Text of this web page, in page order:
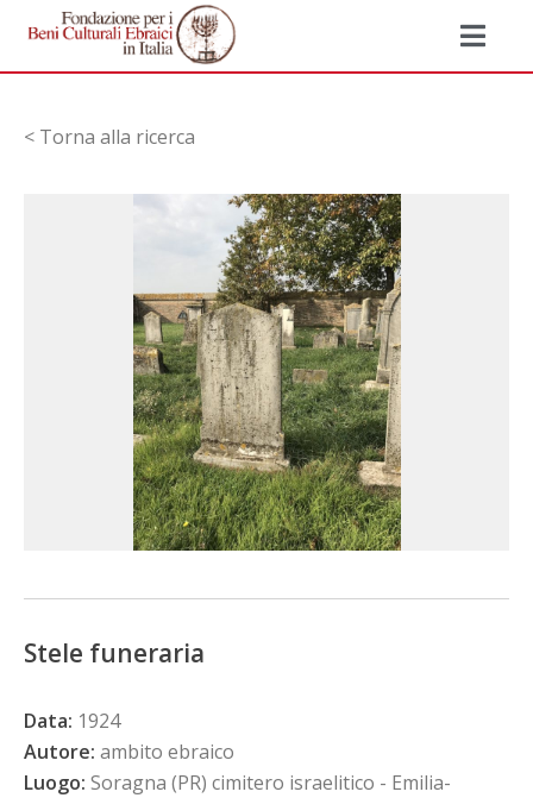
< Torna alla ricerca
Stele funeraria
Data: 1924
Autore: ambito ebraico
Luogo: Soragna (PR) cimitero israelitico - Emilia-